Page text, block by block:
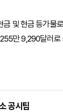
금 및 현금 등가
만 9,290달러로
공시팀